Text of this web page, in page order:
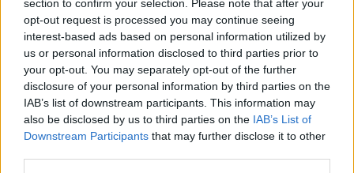
section to confirm your selection. Please note that after your
opt-out request is processed you may continue seeing
interest-based ads based on personal information utilized by
us or personal information disclosed to third parties prior to
your opt-out. You may separately opt-out of the further
disclosure of your personal information by third parties on the
IAB’s list of downstream participants. This information may
also be disclosed by us to third parties on the IAB’s List of
Downstream Participants that may further disclose it to other
ételt osztottak már Óbudán, 20-án pedig az
Éhező Gyermekekért Alapítványnak segítve
sor került további 200 adag
élelmiszercsomag kiosztására.
Karácsonykor Pécsen, Debrecenben,
Kecskeméten, Baján, Dunaújvárosban,
Egerben, Békéscsabán, Szolnokon, Ózdon,
Miskolcon, Szegeden, Kaposváron,